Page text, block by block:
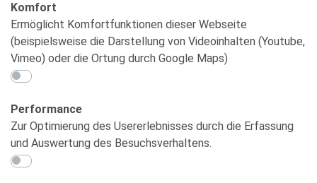
Komfort
Ermöglicht Komfortfunktionen dieser Webseite
(beispielsweise die Darstellung von Videoinhalten (Youtube,
Vimeo) oder die Ortung durch Google Maps)
Performance
Zur Optimierung des Usererlebnisses durch die Erfassung
und Auswertung des Besuchsverhaltens.